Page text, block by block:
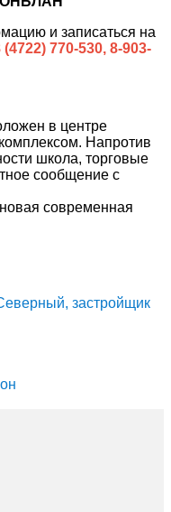
и записаться на
(4722) 770-530, 8-903-
в центре
Напротив
школа, торговые
сообщение с
современная
застройщик